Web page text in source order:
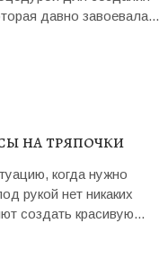
давно завоевала...
на тряпочки
когда нужно
рукой нет никаких
создать красивую...